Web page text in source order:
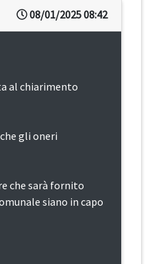
08/01/2025 08:42
al chiarimento
gli oneri
che sarà fornito
siano in capo